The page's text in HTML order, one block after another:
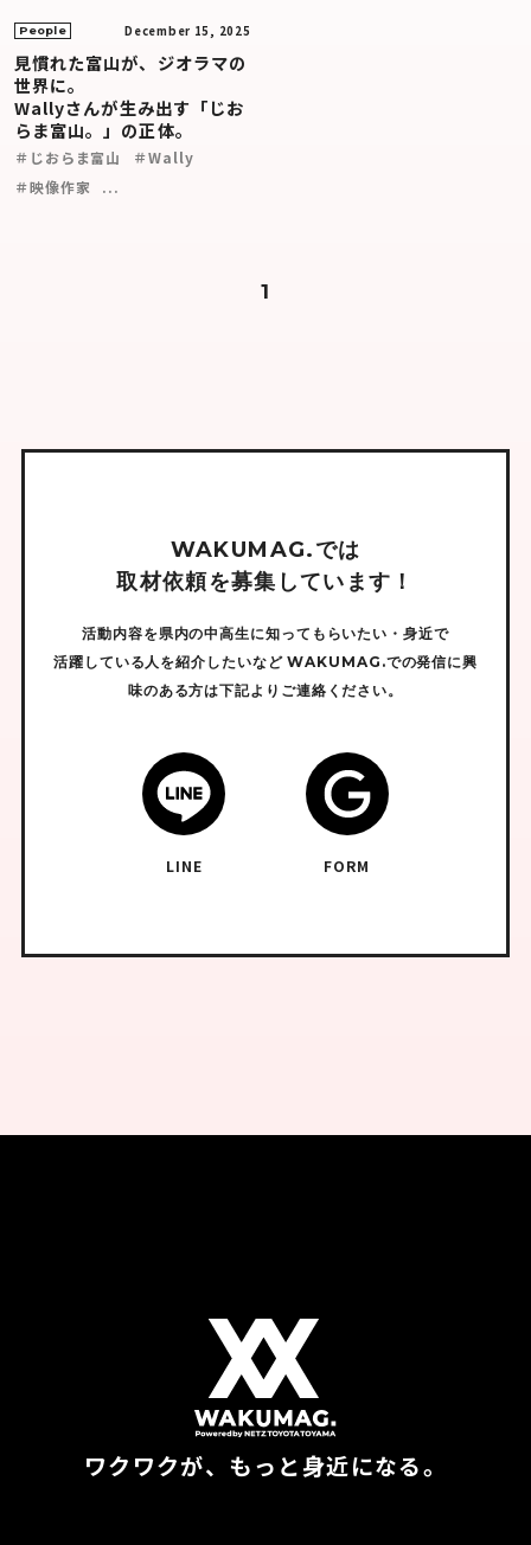
People December 15, 2025
見慣れた富山が、ジオラマの
世界に。
Wallyさんが生み出す「じお
らま富山。」の正体。
＃じおらま富山
＃Wally
＃映像作家
...
1
WAKUMAG.では
取材依頼を募集 してい ます ！
活動内容を県内の中高生に知ってもらいたい・身近で
活躍している人を紹介したいなどWAKUMAG.での発信に興
味のある方は下記よりご連絡ください。
LINE FORM
ワクワクが、もっと身近になる。